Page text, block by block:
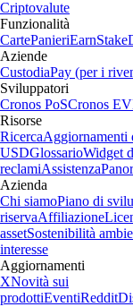
Criptovalute
Funzionalità
CartePanieriEarnStake
Aziende
CustodiaPay (per i
Sviluppatori
Cronos PoSCronos
Risorse
RicercaAggiornamenti
USDGlossarioWidget
reclamiAssistenza
Azienda
Chi siamoPiano di
riservaAffiliazione
assetSostenibilità
interesse
Aggiornamenti
XNovità sui
prodottiEventiReddit